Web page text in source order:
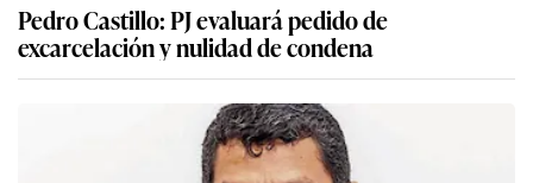
Pedro Castillo: PJ evaluará pedido de
excarcelación y nulidad de condena